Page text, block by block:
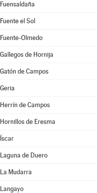
Fuensaldaña
Fuente el Sol
Fuente-Olmedo
Gallegos de Hornija
Gatón de Campos
Geria
Herrín de Campos
Hornillos de Eresma
Íscar
Laguna de Duero
La Mudarra
Langayo